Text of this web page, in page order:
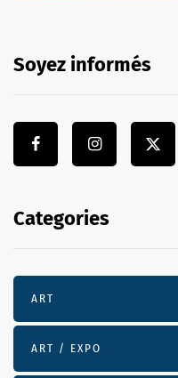
Soyez informés
Categories
ART
ART / EXPO